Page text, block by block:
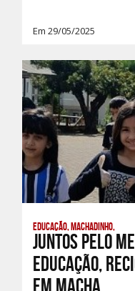
Em 29/05/2025
Educação, Machadinho,
JUNTOS PELO
Educação,
em Macha